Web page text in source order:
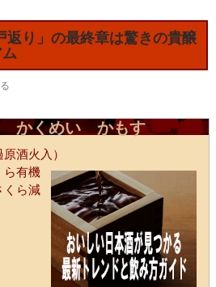
返り」の最終章は驚きの貴醸
かくめい かもす
酒火入）
ら有機
くら減